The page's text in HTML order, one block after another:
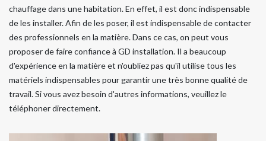
chauffage dans une habitation. En effet, il est donc indispensable
de les installer. Afin de les poser, il est indispensable de contacter
des professionnels en la matière. Dans ce cas, on peut vous
proposer de faire confiance à GD installation. Il a beaucoup
d'expérience en la matière et n'oubliez pas qu'il utilise tous les
matériels indispensables pour garantir une très bonne qualité de
travail. Si vous avez besoin d'autres informations, veuillez le
téléphoner directement.